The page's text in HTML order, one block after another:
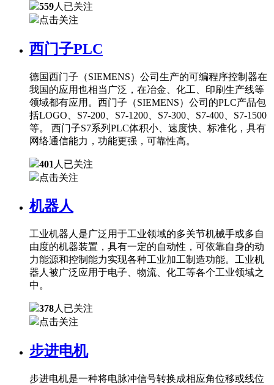
559人已关注
点击关注
西门子PLC
德国西门子（SIEMENS）公司生产的可编程序控制器在
我国的应用也相当广泛，在冶金、化工、印刷生产线等
领域都有应用。西门子（SIEMENS）公司的PLC产品包
括LOGO、S7-200、S7-1200、S7-300、S7-400、S7-1500
等。 西门子S7系列PLC体积小、速度快、标准化，具有
网络通信能力，功能更强，可靠性高。
401 人已关注
点击关注
机器人
工业机器人是广泛用于工业领域的多关节机械手或多自
由度的机器装置，具有一定的自动性，可依靠自身的动
力能源和控制能力实现各种工业加工制造功能。工业机
器人被广泛应用于电子、物流、化工等各个工业领域之
中。
378人已关注
点击关注
步进电机
步进电机是一种将电脉冲信号转换成相应角位移或线位